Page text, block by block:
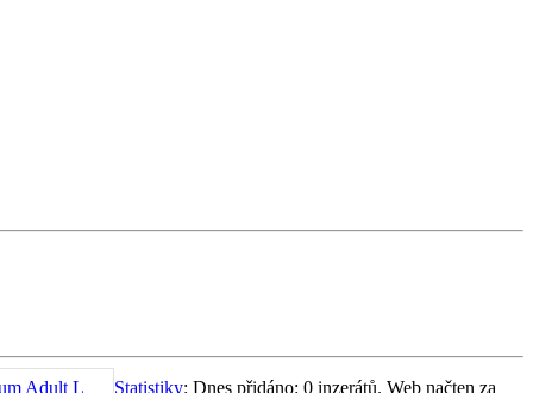
Adult L Statistiky: Dnes přidáno: 0 inzerátů. Web načten za